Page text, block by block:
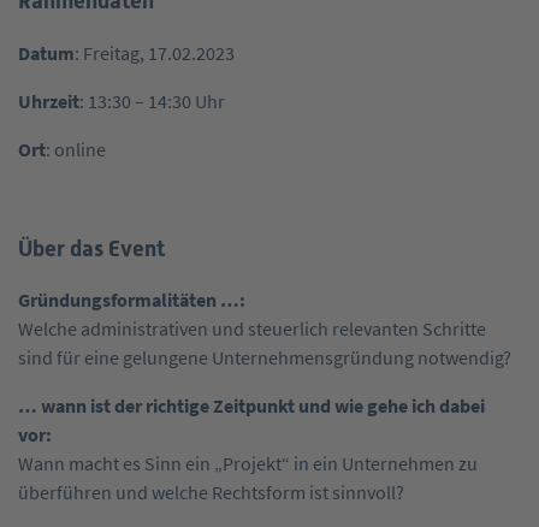
Datum: Freitag, 17.02.2023
Uhrzeit: 13:30 – 14:30 Uhr
Ort: online
Über das Event
Gründungsformalitäten …:
Welche administrativen und steuerlich relevanten Schritte
sind für eine gelungene Unternehmensgründung notwendig?
… wann ist der richtige Zeitpunkt und wie gehe ich dabei
vor:
Wann macht es Sinn ein „Projekt“ in ein Unternehmen zu
überführen und welche Rechtsform ist sinnvoll?